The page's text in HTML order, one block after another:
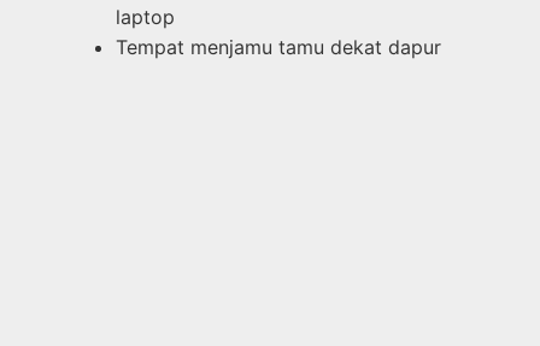
laptop
Tempat menjamu tamu dekat dapur